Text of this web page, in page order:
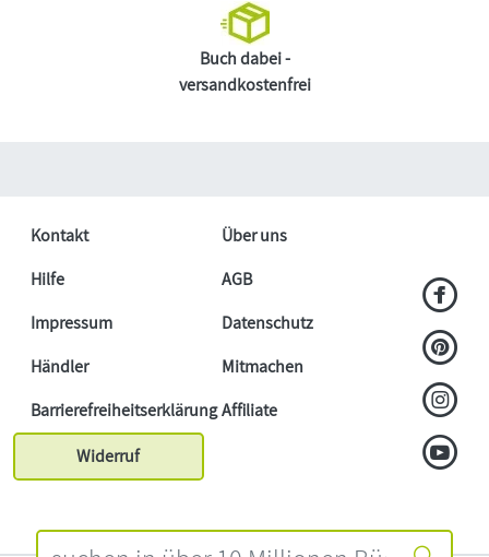
Buch dabei -
versandkostenfrei
Kontakt
Über uns
Hilfe
AGB
Impressum
Datenschutz
Händler
Mitmachen
BarrierefreiheitserklärungAffiliate
Widerruf